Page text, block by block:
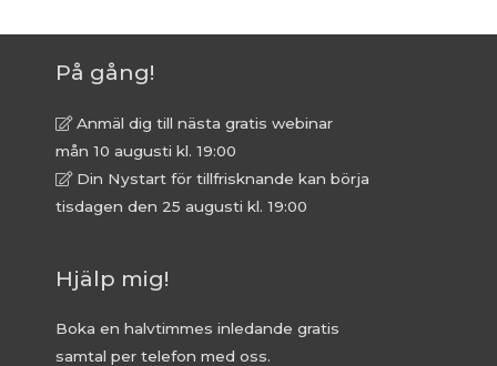
På gång!
Anmäl dig till nästa gratis webinar
mån 10 augusti kl. 19:00
Din Nystart för tillfrisknande kan börja
tisdagen den 25 augusti kl. 19:00
Hjälp mig!
Boka en halvtimmes inledande gratis
samtal per telefon med oss.